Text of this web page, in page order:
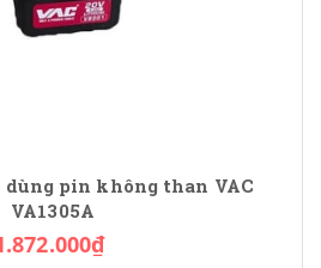
dùng pin không than VAC
VA1305A